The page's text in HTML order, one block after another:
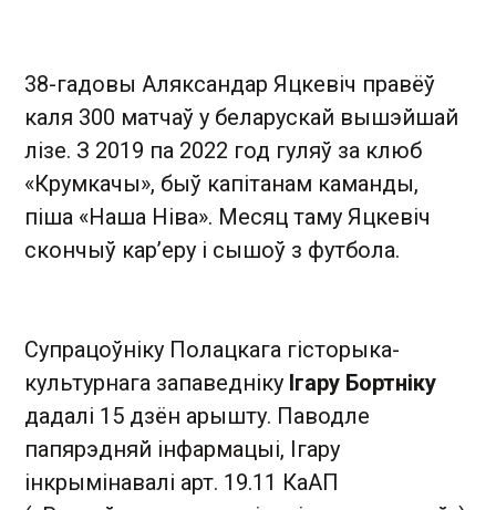
38-гадовы Аляксандар Яцкевіч правёў
каля 300 матчаў у беларускай вышэйшай
лізе. З 2019 па 2022 год гуляў за клюб
«Крумкачы», быў капітанам каманды,
піша «Наша Ніва». Месяц таму Яцкевіч
скончыў кар’еру і сышоў з футбола.
Супрацоўніку Полацкага гісторыка-
культурнага запаведніку Ігару Бортніку
дадалі 15 дзён арышту. Паводле
папярэдняй інфармацыі, Ігару
інкрымінавалі арт. 19.11 КаАП